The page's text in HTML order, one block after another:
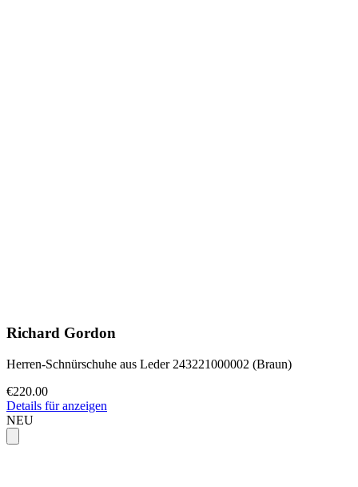
Richard Gordon
Herren-Schnürschuhe aus Leder 243221000002 (Braun)
€220.00
Details für anzeigen
NEU